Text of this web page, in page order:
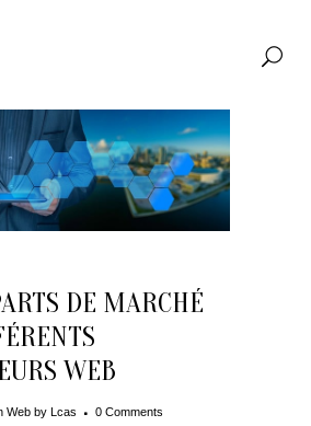
DE MARCHÉ
WEB
Web by Lcas 0 Comments